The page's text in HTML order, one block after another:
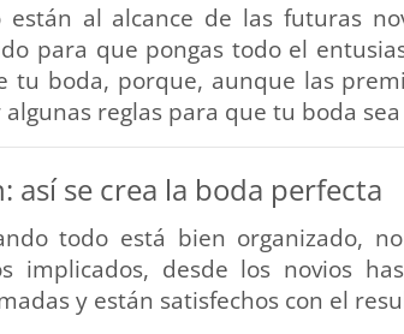
están al alcance de las futuras
para que pongas todo el
tu boda, porque, aunque las
reglas para que tu boda
así se crea la boda perfecta
todo está bien organizado,
implicados, desde los novios
y están satisfechos con el